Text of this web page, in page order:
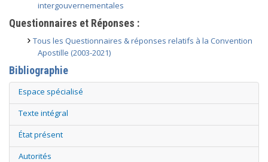
intergouvernementales
Questionnaires et Réponses :
Tous les Questionnaires & réponses relatifs à la Convention
Apostille (2003-2021)
Bibliographie
Espace spécialisé
Texte intégral
État présent
Autorités